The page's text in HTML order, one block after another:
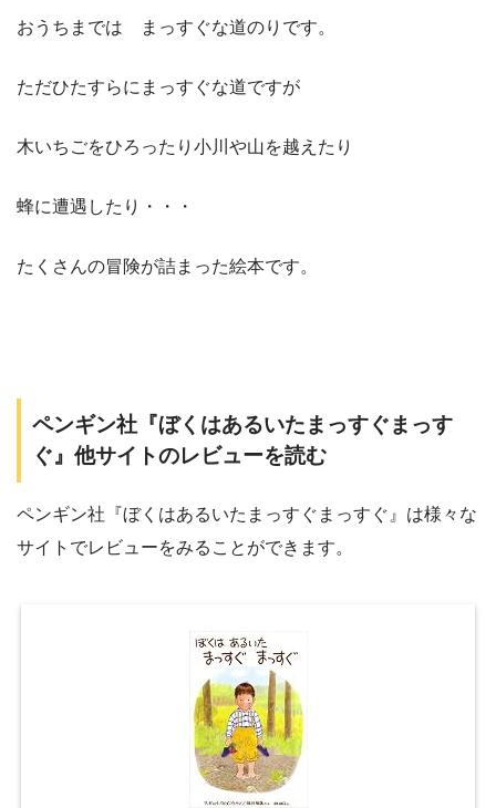
おうちまでは まっすぐな道のりです。
ただひたすらにまっすぐな道ですが
木いちごをひろったり小川や山を越えたり
蜂に遭遇したり・・・
たくさんの冒険が詰まった絵本です。
ペンギン社『ぼくはあるいたまっすぐまっす
ぐ』他サイトのレビューを読む
ペンギン社『ぼくはあるいたまっすぐまっすぐ』は様々な
サイトでレビューをみることができます。